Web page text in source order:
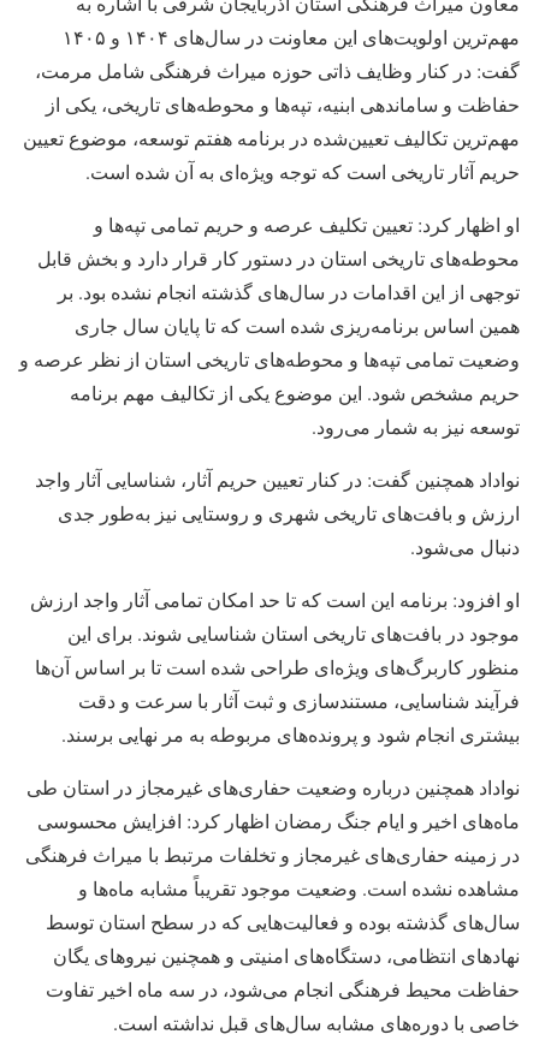
مهم‌ترین اولویت‌های این معاونت در سال‌های ۱۴۰۴ و ۱۴۰۵
گفت: در کنار وظایف ذاتی حوزه میراث فرهنگی شامل مرمت،
حفاظت و ساماندهی ابنیه، تپه‌ها و محوطه‌های تاریخی، یکی از
مهم‌ترین تکالیف تعیین‌شده در برنامه هفتم توسعه، موضوع تعیین
حریم آثار تاریخی است که توجه ویژه‌ای به آن شده است.
او اظهار کرد: تعیین تکلیف عرصه و حریم تمامی تپه‌ها و
محوطه‌های تاریخی استان در دستور کار قرار دارد و بخش قابل
توجهی از این اقدامات در سال‌های گذشته انجام نشده بود. بر
همین اساس برنامه‌ریزی شده است که تا پایان سال جاری
وضعیت تمامی تپه‌ها و محوطه‌های تاریخی استان از نظر عرصه و
حریم مشخص شود. این موضوع یکی از تکالیف مهم برنامه
توسعه نیز به شمار می‌رود.
نواداد همچنین گفت: در کنار تعیین حریم آثار، شناسایی آثار واجد
ارزش و بافت‌های تاریخی شهری و روستایی نیز به‌طور جدی
دنبال می‌شود.
او افزود: برنامه این است که تا حد امکان تمامی آثار واجد ارزش
موجود در بافت‌های تاریخی استان شناسایی شوند. برای این
منظور کاربرگ‌های ویژه‌ای طراحی شده است تا بر اساس آن‌ها
فرآیند شناسایی، مستندسازی و ثبت آثار با سرعت و دقت
بیشتری انجام شود و پرونده‌های مربوطه به مر نهایی برسند.
نواداد همچنین درباره وضعیت حفاری‌های غیرمجاز در استان طی
ماه‌های اخیر و ایام جنگ رمضان اظهار کرد: افزایش محسوسی
در زمینه حفاری‌های غیرمجاز و تخلفات مرتبط با میراث فرهنگی
مشاهده نشده است. وضعیت موجود تقریباً مشابه ماه‌ها و
سال‌های گذشته بوده و فعالیت‌هایی که در سطح استان توسط
نهادهای انتظامی، دستگاه‌های امنیتی و همچنین نیروهای یگان
حفاظت محیط فرهنگی انجام می‌شود، در سه ماه اخیر تفاوت
خاصی با دوره‌های مشابه سال‌های قبل نداشته است.